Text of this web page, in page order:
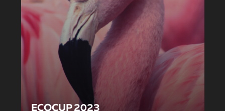
ECOCUP 2023